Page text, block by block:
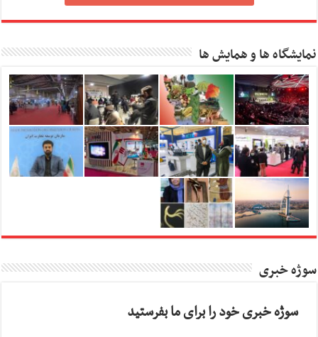
نمایشگاه ها و همایش ها
سوژه خبری
سوژه خبری خود را برای ما بفرستید